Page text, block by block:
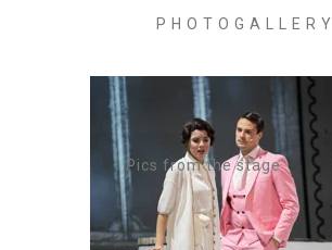
PHOTOGALLERY
Pics from the stage